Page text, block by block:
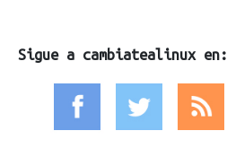
Sigue a cambiatealinux en: